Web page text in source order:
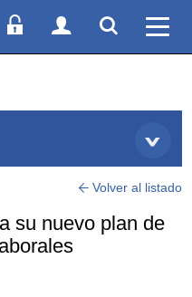
web
Acceso Socios
Acceso
Volver al listado
su nuevo plan de